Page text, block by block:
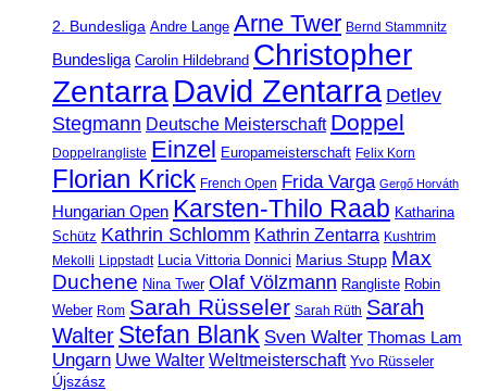
2. Bundesliga Andre Lange Arne Twer Bernd Stammnitz
Bundesliga Carolin Hildebrand Christopher
ZentarraDavid Zentarra Detlev
Stegmann Deutsche Meisterschaft Doppel
Doppelrangliste Einzel Europameisterschaft Felix Korn
Florian Krick French Open Frida Varga Gergő Horváth
Hungarian Open Karsten-Thilo Raab Katharina
Schütz Kathrin Schlomm Kathrin Zentarra Kushtrim
Mekolli Lippstadt Lucia Vittoria Donnici Marius Stupp Max
Duchene Nina Twer Olaf Völzmann Rangliste Robin
Weber Rom Sarah Rüsseler Sarah Rüth Sarah
Walter Stefan Blank Sven Walter Thomas Lam
Ungarn Uwe Walter Weltmeisterschaft Yvo Rüsseler
Újszász